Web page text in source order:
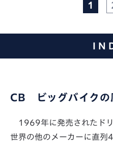
1
CB ビッグバイクの
1969年に発売されたド
世界の他のメーカーに直列